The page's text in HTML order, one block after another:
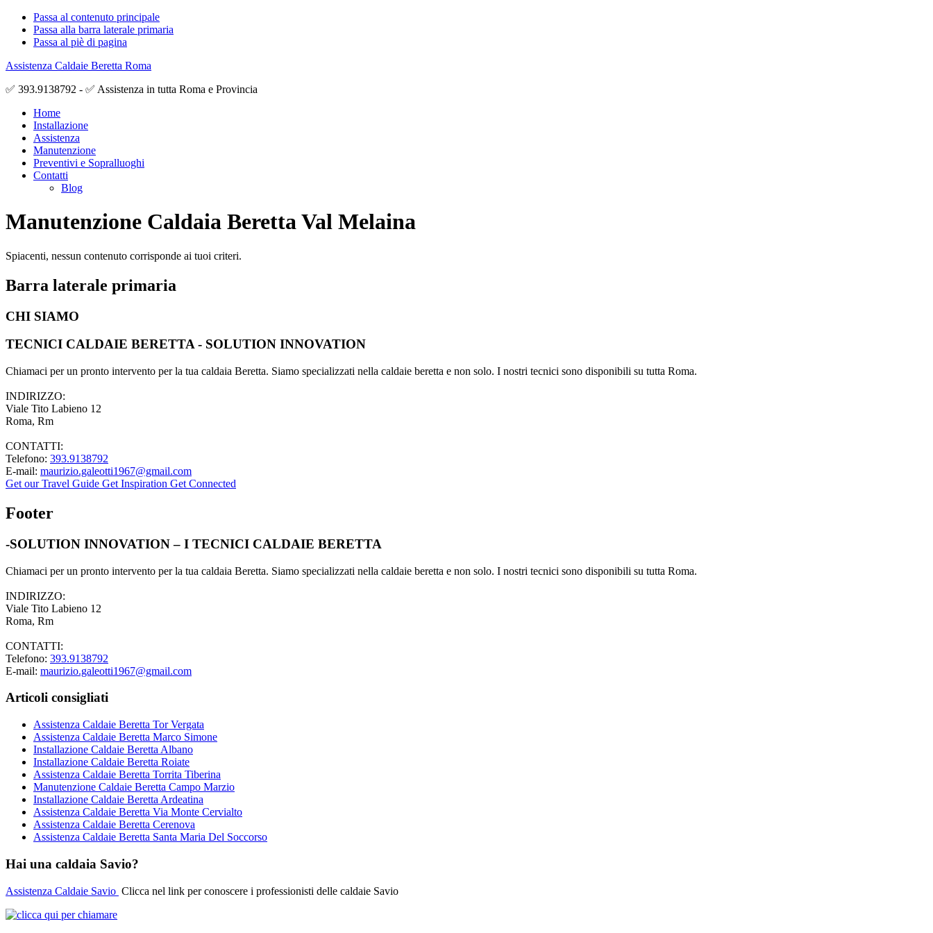
Passa al contenuto principale
Passa alla barra laterale primaria
Passa al piè di pagina
Assistenza Caldaie Beretta Roma
✅ 393.9138792 - ✅ Assistenza in tutta Roma e Provincia
Home
Installazione
Assistenza
Manutenzione
Preventivi e Sopralluoghi
Contatti
Blog
Manutenzione Caldaia Beretta Val Melaina
Spiacenti, nessun contenuto corrisponde ai tuoi criteri.
Barra laterale primaria
CHI SIAMO
TECNICI CALDAIE BERETTA - SOLUTION INNOVATION
Chiamaci per un pronto intervento per la tua caldaia Beretta. Siamo specializzati nella caldaie beretta e non solo. I nostri tecnici sono disponibili su tutta Roma.
INDIRIZZO:
Viale Tito Labieno 12
Roma, Rm
CONTATTI:
Telefono: 393.9138792
E-mail: maurizio.galeotti1967@gmail.com
Get our Travel Guide Get Inspiration Get Connected
Footer
-SOLUTION INNOVATION – I TECNICI CALDAIE BERETTA
Chiamaci per un pronto intervento per la tua caldaia Beretta. Siamo specializzati nella caldaie beretta e non solo. I nostri tecnici sono disponibili su tutta Roma.
INDIRIZZO:
Viale Tito Labieno 12
Roma, Rm
CONTATTI:
Telefono: 393.9138792
E-mail: maurizio.galeotti1967@gmail.com
Articoli consigliati
Assistenza Caldaie Beretta Tor Vergata
Assistenza Caldaie Beretta Marco Simone
Installazione Caldaie Beretta Albano
Installazione Caldaie Beretta Roiate
Assistenza Caldaie Beretta Torrita Tiberina
Manutenzione Caldaie Beretta Campo Marzio
Installazione Caldaie Beretta Ardeatina
Assistenza Caldaie Beretta Via Monte Cervialto
Assistenza Caldaie Beretta Cerenova
Assistenza Caldaie Beretta Santa Maria Del Soccorso
Hai una caldaia Savio?
Assistenza Caldaie Savio Clicca nel link per conoscere i professionisti delle caldaie Savio